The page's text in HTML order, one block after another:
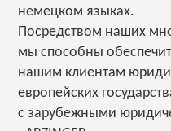
немецком языках.
Посредством наших
мы способны
нашим клиентам
европейских
с зарубежными